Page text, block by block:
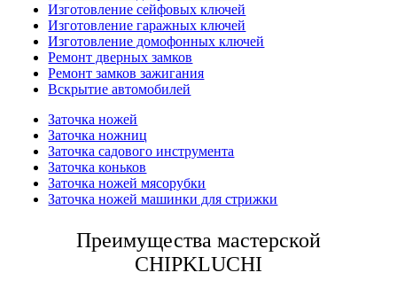
Изготовление сейфовых ключей
Изготовление гаражных ключей
Изготовление домофонных ключей
Ремонт дверных замков
Ремонт замков зажигания
Вскрытие автомобилей
Заточка ножей
Заточка ножниц
Заточка садового инструмента
Заточка коньков
Заточка ножей мясорубки
Заточка ножей машинки для стрижки
Преимущества мастерской
CHIPKLUCHI